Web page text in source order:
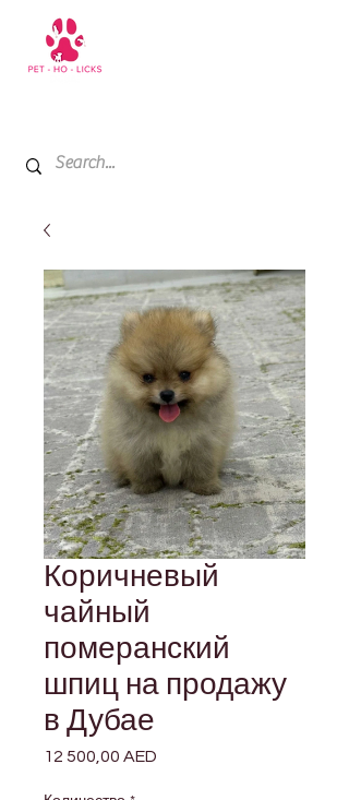
Коричневый
чайный
померанский
шпиц на продажу
в Дубае
12 500,00 AED